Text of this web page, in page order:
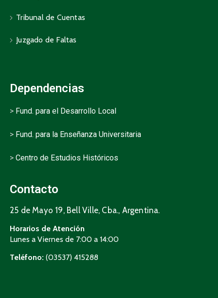
Tribunal de Cuentas
Juzgado de Faltas
Dependencias
> Fund. para el Desarrollo Local
> Fund. para la Enseñanza Universitaria
> Centro de Estudios Históricos
Contacto
25 de Mayo 19, Bell Ville, Cba., Argentina.
Horarios de Atención
Lunes a Viernes de 7:00 a 14:00
Teléfono: (03537) 415288